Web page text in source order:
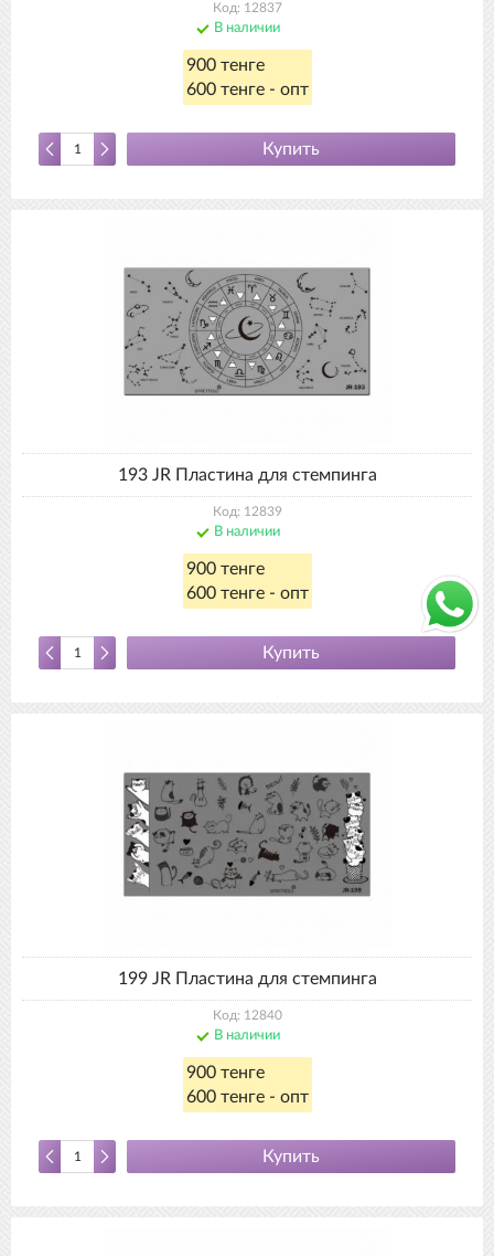
Код: 12837
В наличии
900 тенге
600 тенге - опт
Купить
193 JR Пластина для стемпинга
Код: 12839
В наличии
900 тенге
600 тенге - опт
Купить
199 JR Пластина для стемпинга
Код: 12840
В наличии
900 тенге
600 тенге - опт
Купить